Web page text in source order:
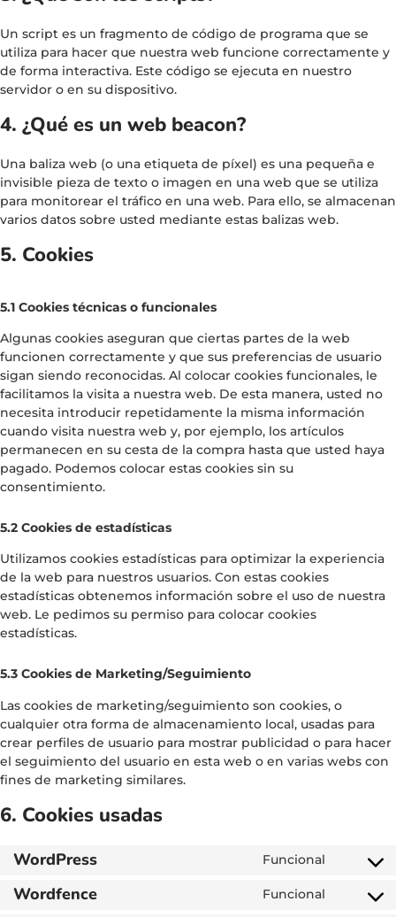
Un script es un fragmento de código de programa que se
utiliza para hacer que nuestra web funcione correctamente y
de forma interactiva. Este código se ejecuta en nuestro
servidor o en su dispositivo.
4. ¿Qué es un web beacon?
Una baliza web (o una etiqueta de píxel) es una pequeña e
invisible pieza de texto o imagen en una web que se utiliza
para monitorear el tráfico en una web. Para ello, se almacenan
varios datos sobre usted mediante estas balizas web.
5. Cookies
5.1 Cookies técnicas o funcionales
Algunas cookies aseguran que ciertas partes de la web
funcionen correctamente y que sus preferencias de usuario
sigan siendo reconocidas. Al colocar cookies funcionales, le
facilitamos la visita a nuestra web. De esta manera, usted no
necesita introducir repetidamente la misma información
cuando visita nuestra web y, por ejemplo, los artículos
permanecen en su cesta de la compra hasta que usted haya
pagado. Podemos colocar estas cookies sin su
consentimiento.
5.2 Cookies de estadísticas
Utilizamos cookies estadísticas para optimizar la experiencia
de la web para nuestros usuarios. Con estas cookies
estadísticas obtenemos información sobre el uso de nuestra
web. Le pedimos su permiso para colocar cookies
estadísticas.
5.3 Cookies de Marketing/Seguimiento
Las cookies de marketing/seguimiento son cookies, o
cualquier otra forma de almacenamiento local, usadas para
crear perfiles de usuario para mostrar publicidad o para hacer
el seguimiento del usuario en esta web o en varias webs con
fines de marketing similares.
6. Cookies usadas
WordPress Funcional
Wordfence Funcional